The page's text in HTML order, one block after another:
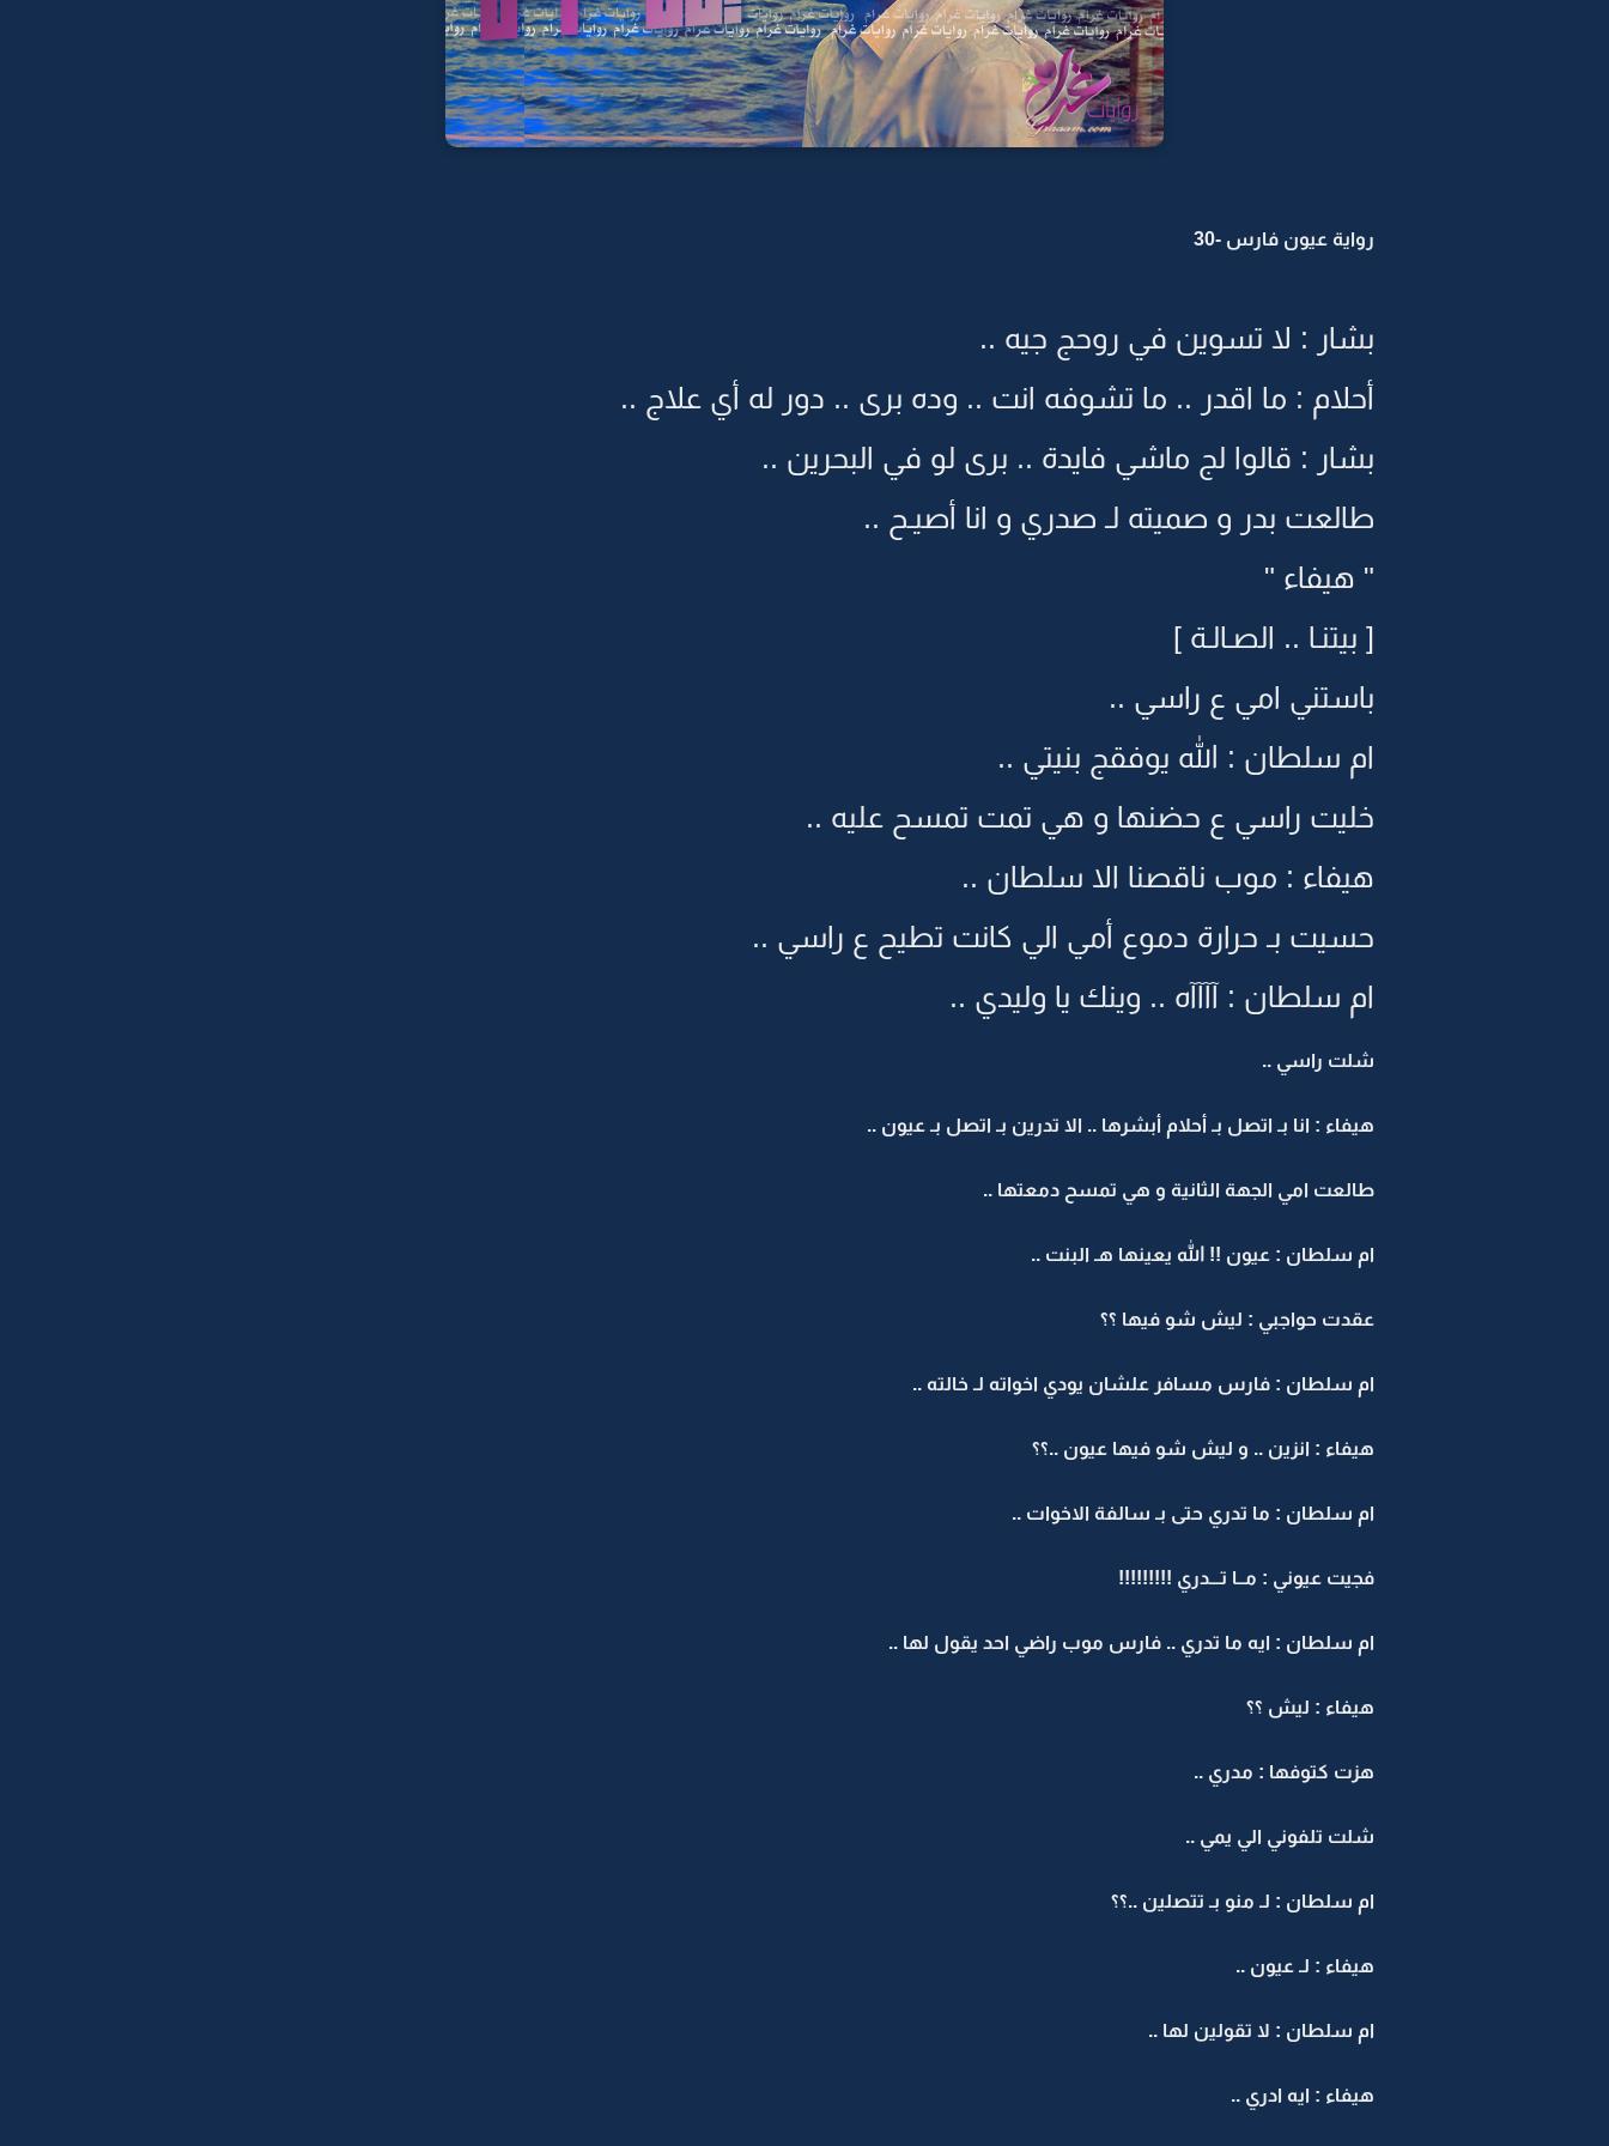
رواية عيون فارس -30
بشار : لا تسوين في روحج جيه ..
أحلام : ما اقدر .. ما تشوفه انت .. وده برى .. دور له أي علاج ..
بشار : قالوا لج ماشي فايدة .. برى لو في البحرين ..
طالعت بدر و صميته لـ صدري و انا أصيـح ..
" هيفاء "
[ بيتنـا .. الصـالـة ]
باستني امي ع راسي ..
ام سلطان : الله يوفقج بنيتي ..
خليت راسي ع حضنها و هي تمت تمسح عليه ..
هيفاء : موب ناقصنا الا سلطان ..
حسيت بـ حرارة دموع أمي الي كانت تطيح ع راسي ..
ام سلطان : آآآآه .. وينك يا وليدي ..
شلت راسي ..
هيفاء : انا بـ اتصل بـ أحلام أبشرها .. الا تدرين بـ اتصل بـ عيون ..
طالعت امي الجهة الثانية و هي تمسح دمعتها ..
ام سلطان : عيون !! الله يعينها هـ البنت ..
عقدت حواجبي : ليش شو فيها ؟؟
ام سلطان : فارس مسافر علشان يودي اخواته لـ خالته ..
هيفاء : انزين .. و ليش شو فيها عيون ..؟؟
ام سلطان : ما تدري حتى بـ سالفة الاخوات ..
فجيت عيوني : مــا تـــدري !!!!!!!!!
ام سلطان : ايه ما تدري .. فارس موب راضي احد يقول لها ..
هيفاء : ليش ؟؟
هزت كتوفها : مدري ..
شلت تلفوني الي يمي ..
ام سلطان : لـ منو بـ تتصلين ..؟؟
هيفاء : لـ عيون ..
ام سلطان : لا تقولين لها ..
هيفاء : ايه ادري ..